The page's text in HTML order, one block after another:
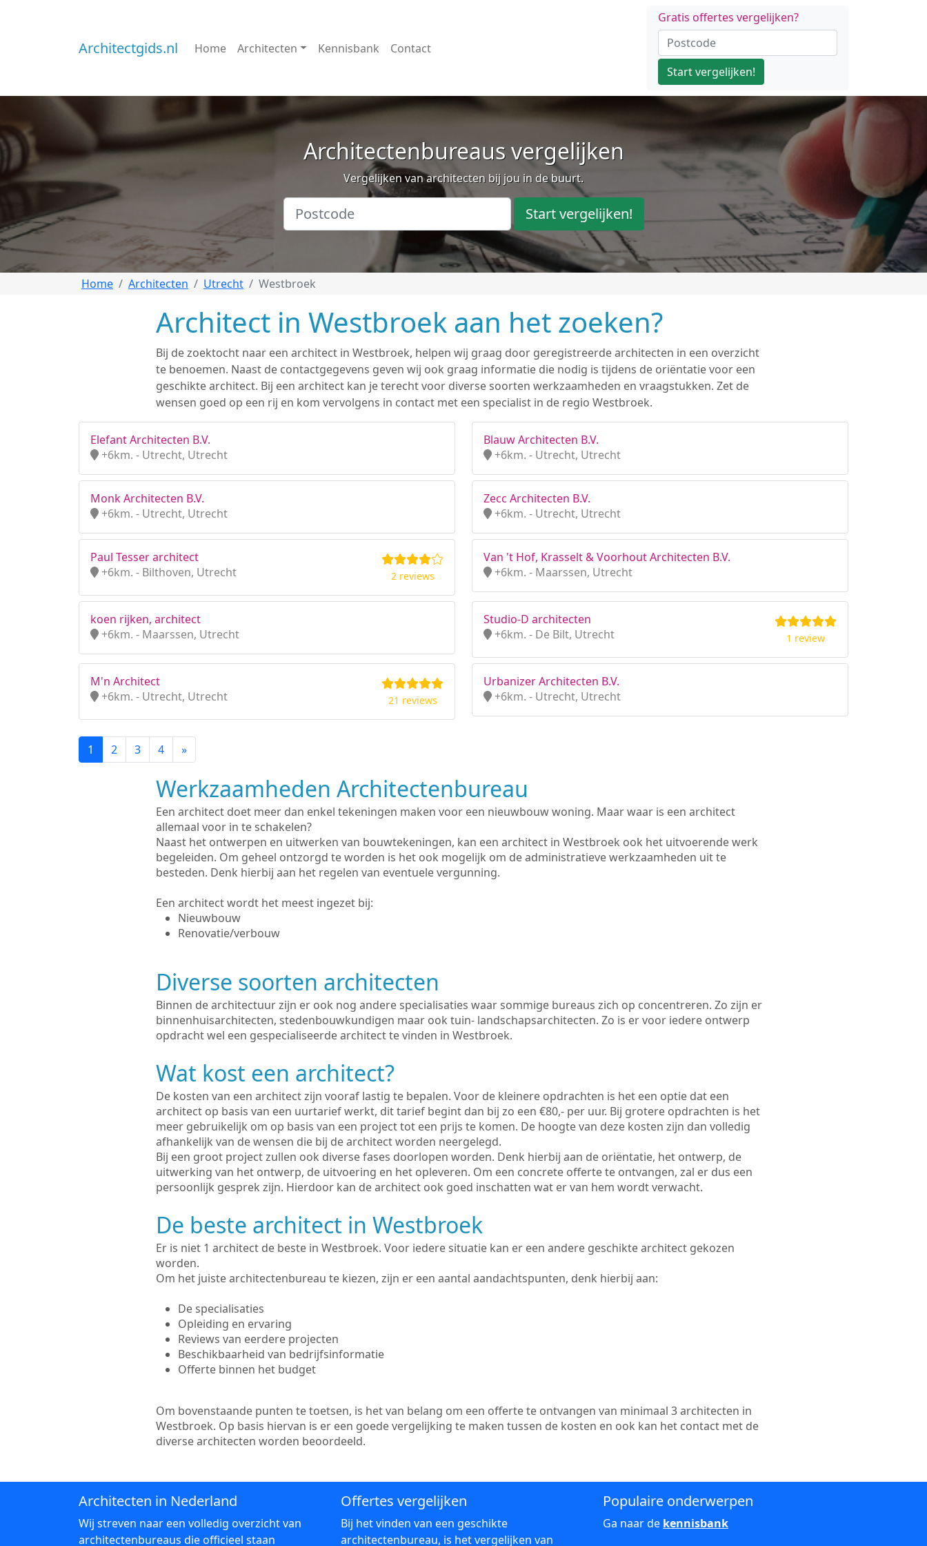
Architectgids.nl Home Architecten Kennisbank Contact
Gratis offertes vergelijken?
Start vergelijken!
Architectenbureaus vergelijken
Vergelijken van architecten bij jou in de buurt.
Start vergelijken!
Home Architecten Utrecht Westbroek
Architect in Westbroek aan het zoeken?
Bij de zoektocht naar een architect in Westbroek, helpen wij graag door geregistreerde architecten in een overzicht
te benoemen. Naast de contactgegevens geven wij ook graag informatie die nodig is tijdens de oriëntatie voor een
geschikte architect. Bij een architect kan je terecht voor diverse soorten werkzaamheden en vraagstukken. Zet de
wensen goed op een rij en kom vervolgens in contact met een specialist in de regio Westbroek.
Elefant Architecten B.V.
+6km. - Utrecht, Utrecht
Blauw Architecten B.V.
+6km. - Utrecht, Utrecht
Monk Architecten B.V.
+6km. - Utrecht, Utrecht
Zecc Architecten B.V.
+6km. - Utrecht, Utrecht
Paul Tesser architect
+6km. - Bilthoven, Utrecht
2 reviews
Van 't Hof, Krasselt & Voorhout Architecten B.V.
+6km. - Maarssen, Utrecht
koen rijken, architect
+6km. - Maarssen, Utrecht
Studio-D architecten
+6km. - De Bilt, Utrecht
1 review
M'n Architect
+6km. - Utrecht, Utrecht
21 reviews
Urbanizer Architecten B.V.
+6km. - Utrecht, Utrecht
1 2 3 4 »
Werkzaamheden Architectenbureau
Een architect doet meer dan enkel tekeningen maken voor een nieuwbouw woning. Maar waar is een architect
allemaal voor in te schakelen?
Naast het ontwerpen en uitwerken van bouwtekeningen, kan een architect in Westbroek ook het uitvoerende werk
begeleiden. Om geheel ontzorgd te worden is het ook mogelijk om de administratieve werkzaamheden uit te
besteden. Denk hierbij aan het regelen van eventuele vergunning.
Een architect wordt het meest ingezet bij:
Nieuwbouw
Renovatie/verbouw
Diverse soorten architecten
Binnen de architectuur zijn er ook nog andere specialisaties waar sommige bureaus zich op concentreren. Zo zijn er
binnenhuisarchitecten, stedenbouwkundigen maar ook tuin- landschapsarchitecten. Zo is er voor iedere ontwerp
opdracht wel een gespecialiseerde architect te vinden in Westbroek.
Wat kost een architect?
De kosten van een architect zijn vooraf lastig te bepalen. Voor de kleinere opdrachten is het een optie dat een
architect op basis van een uurtarief werkt, dit tarief begint dan bij zo een €80,- per uur. Bij grotere opdrachten is het
meer gebruikelijk om op basis van een project tot een prijs te komen. De hoogte van deze kosten zijn dan volledig
afhankelijk van de wensen die bij de architect worden neergelegd.
Bij een groot project zullen ook diverse fases doorlopen worden. Denk hierbij aan de oriëntatie, het ontwerp, de
uitwerking van het ontwerp, de uitvoering en het opleveren. Om een concrete offerte te ontvangen, zal er dus een
persoonlijk gesprek zijn. Hierdoor kan de architect ook goed inschatten wat er van hem wordt verwacht.
De beste architect in Westbroek
Er is niet 1 architect de beste in Westbroek. Voor iedere situatie kan er een andere geschikte architect gekozen
worden.
Om het juiste architectenbureau te kiezen, zijn er een aantal aandachtspunten, denk hierbij aan:
De specialisaties
Opleiding en ervaring
Reviews van eerdere projecten
Beschikbaarheid van bedrijfsinformatie
Offerte binnen het budget
Om bovenstaande punten te toetsen, is het van belang om een offerte te ontvangen van minimaal 3 architecten in
Westbroek. Op basis hiervan is er een goede vergelijking te maken tussen de kosten en ook kan het contact met de
diverse architecten worden beoordeeld.
Architecten in Nederland
Wij streven naar een volledig overzicht van
architectenbureaus die officieel staan
Offertes vergelijken
Bij het vinden van een geschikte
architectenbureau, is het vergelijken van
Populaire onderwerpen
Ga naar de kennisbank